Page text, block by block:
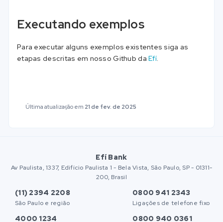
Executando exemplos
Para executar alguns exemplos existentes siga as
etapas descritas em nosso Github daEfí.
Última atualizaçãoem 21 de fev. de 2025
Efí Bank
Av Paulista, 1337, Edifício Paulista 1 - Bela Vista, São Paulo, SP - 01311-
200, Brasil
(11) 2394 2208
São Paulo e região
0800 941 2343
Ligações de telefone fixo
4000 1234 0800 940 0361